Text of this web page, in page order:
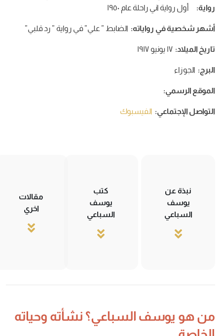
راحلة عام ١٩٥٠
الضابط ” علي” في رواية ” رد قلبي”
الفيسبوك
كتب
يوسف
السباعي
مقالات
السباعي؟ نشأته وحياته